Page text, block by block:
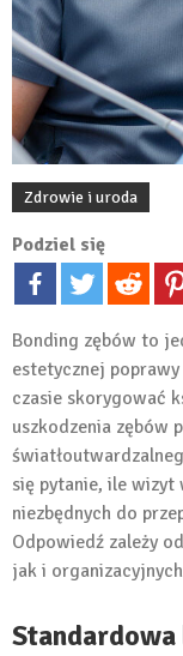
Zdrowie i uroda
Podziel się
Bonding zębów to
estetycznej
czasie skorygować
uszkodzenia zębów
się pytanie, ile
niezbędnych do
Odpowiedź zależy
jak i